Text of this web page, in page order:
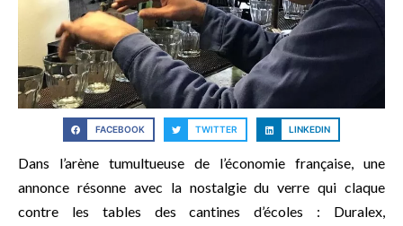
FACEBOOK TWITTER LINKEDIN
Dans l’arène tumultueuse de l’économie française, une
annonce résonne avec la nostalgie du verre qui claque
contre les tables des cantines d’écoles : Duralex,